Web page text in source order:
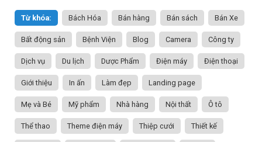
Từ khóa: Bách Hóa Bán hàng Bán sách Bán Xe
Bất động sản Bệnh Viện Blog Camera Công ty
Dịch vụ Du lịch Dược Phẩm Điện máy Điện thoại
Giới thiệu In ấn Làm đẹp Landing page
Mẹ và Bé Mỹ phẩm Nhà hàng Nội thất Ô tô
Thể thao Theme điện máy Thiệp cưới Thiết kế